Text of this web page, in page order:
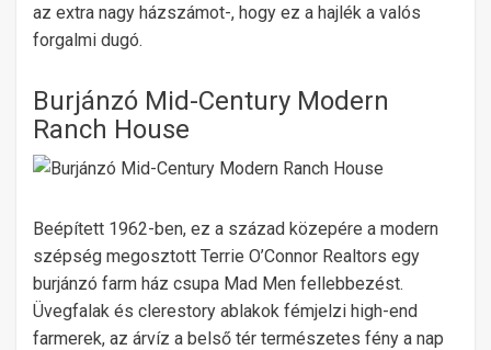
az extra nagy házszámot-, hogy ez a hajlék a valós
forgalmi dugó.
Burjánzó Mid-Century Modern
Ranch House
Beépített 1962-ben, ez a század közepére a modern
szépség megosztott Terrie O’Connor Realtors egy
burjánzó farm ház csupa Mad Men fellebbezést.
Üvegfalak és clerestory ablakok fémjelzi high-end
farmerek, az árvíz a belső tér természetes fény a nap